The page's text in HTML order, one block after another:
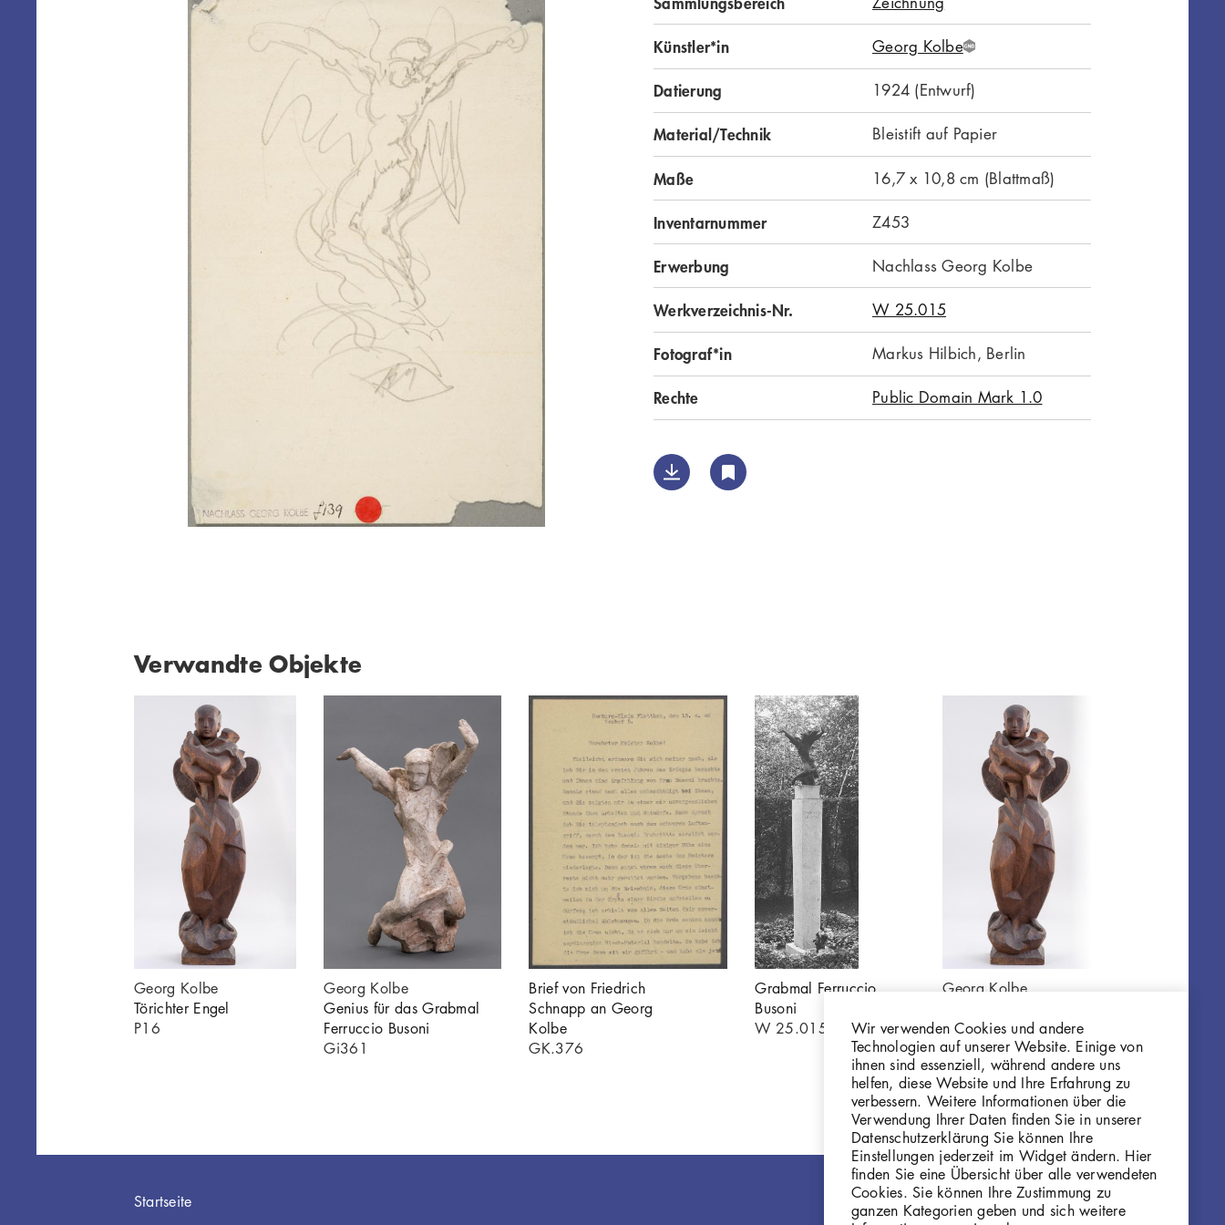
Künstler*in Georg KolbeG
N
D
Datierung 1924 (Entwurf)
Material/Technik Bleistift auf Papier
Maße 16,7 x 10,8 cm (Blattmaß)
Inventarnummer Z453
Erwerbung Nachlass Georg Kolbe
Werkverzeichnis-Nr. W 25.015
Fotograf*in Markus Hilbich, Berlin
Rechte Public Domain Mark 1.0
Verwandte Objekte
Georg Kolbe
Törichter Engel
P16
Georg Kolbe
Genius für das Grabmal
Ferruccio Busoni
Gi361
Brief von Friedrich
Schnapp an Georg
Kolbe
GK.376
Grabmal Ferruccio
Busoni
W 25.015
Georg Kolbe
P16
Gi361
Hauptnavigation
Startseite
Wir verwenden Cookies und andere
Technologien auf unserer Website. Einige von
ihnen sind essenziell, während andere uns
helfen, diese Website und Ihre Erfahrung zu
verbessern. Weitere Informationen über die
Verwendung Ihrer Daten finden Sie in unserer
Datenschutzerklärung Sie können Ihre
Einstellungen jederzeit im Widget ändern. Hier
finden Sie eine Übersicht über alle verwendeten
Cookies. Sie können Ihre Zustimmung zu
ganzen Kategorien geben und sich weitere